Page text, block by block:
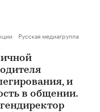
Русская медиагруппа
и
в общении.